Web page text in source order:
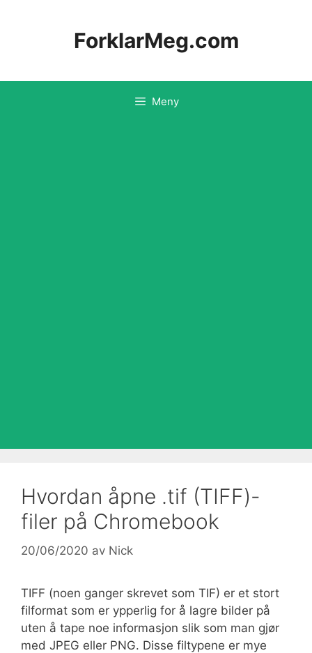
ForklarMeg.com
Meny
Hvordan åpne .tif (TIFF)-
filer på Chromebook
20/06/2020 av Nick
TIFF (noen ganger skrevet som TIF) er et stort
filformat som er ypperlig for å lagre bilder på
uten å tape noe informasjon slik som man gjør
med JPEG eller PNG. Disse filtypene er mye